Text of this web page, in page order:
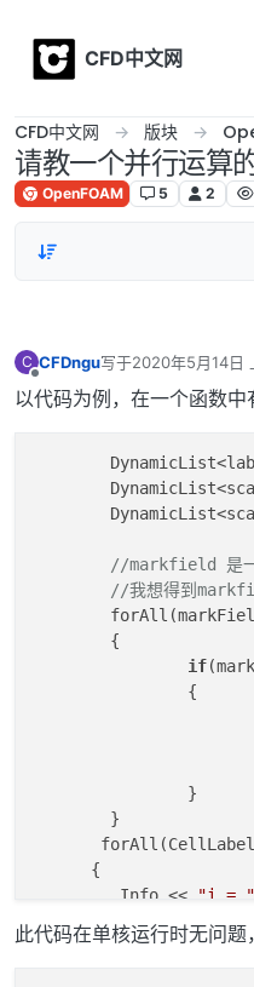
CFD中文网
CFD中文网 版块
请教一个并行运算
OpenFOAM 5 2
C
离线
CFDngu写于2020年5月14日
最后由 编辑
以代码为例，在一个函数中
//markfield 是一
//我想得到
if
      {
	 Info <<
"i = "
此代码在单核运行时无问题